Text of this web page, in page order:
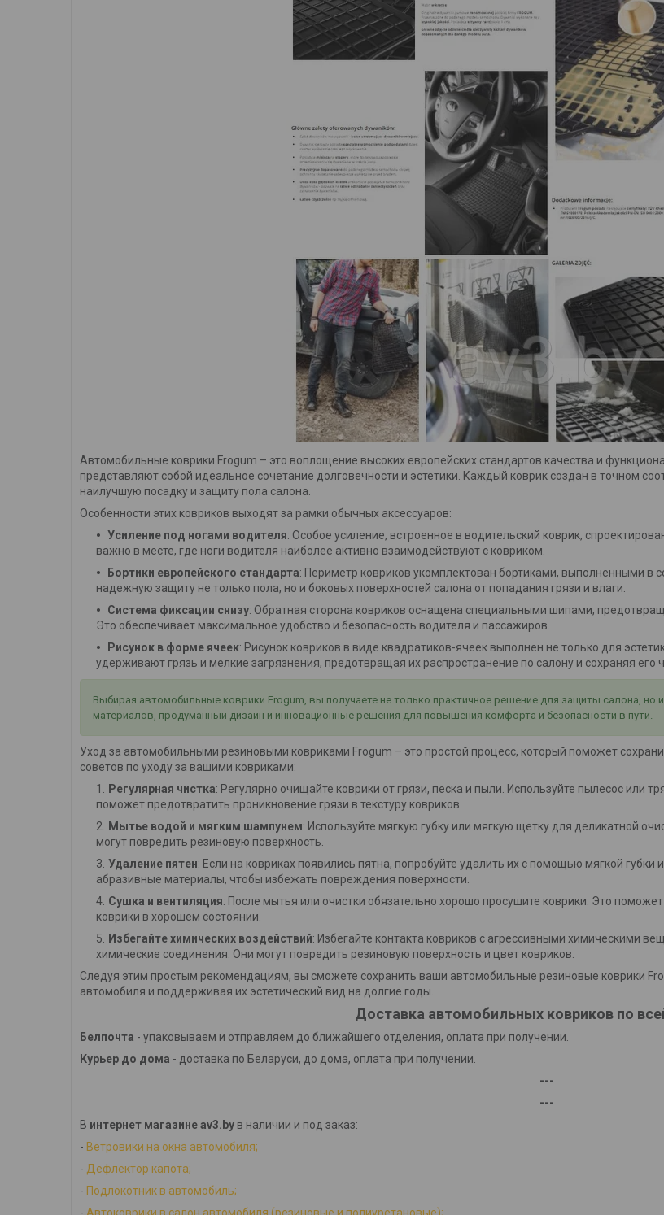
Автомобильные коврики Frogum – это воплощение высоких европейских стандартов качества и
представляют собой идеальное сочетание долговечности и эстетики. Каждый коврик создан в точном
наилучшую посадку и защиту пола салона.
Особенности этих ковриков выходят за рамки обычных аксессуаров:
Усиление под ногами водителя: Особое усиление, встроенное в водительский коврик,
важно в месте, где ноги водителя наиболее активно взаимодействуют с ковриком.
Бортики европейского стандарта: Периметр ковриков укомплектован бортиками, выполненными в
надежную защиту не только пола, но и боковых поверхностей салона от попадания грязи и влаги.
Система фиксации снизу: Обратная сторона ковриков оснащена специальными шипами,
Это обеспечивает максимальное удобство и безопасность водителя и пассажиров.
Рисунок в форме ячеек: Рисунок ковриков в виде квадратиков-ячеек выполнен не только для
удерживают грязь и мелкие загрязнения, предотвращая их распространение по салону и сохраняя его
Выбирая автомобильные коврики Frogum, вы получаете не только практичное решение для защиты салона, но
материалов, продуманный дизайн и инновационные решения для повышения комфорта и безопасности в пути.
Уход за автомобильными резиновыми ковриками Frogum – это простой процесс, который поможет
советов по уходу за вашими ковриками:
Регулярная чистка: Регулярно очищайте коврики от грязи, песка и пыли. Используйте пылесос или
поможет предотвратить проникновение грязи в текстуру ковриков.
Мытье водой и мягким шампунем: Используйте мягкую губку или мягкую щетку для деликатной
могут повредить резиновую поверхность.
Удаление пятен: Если на ковриках появились пятна, попробуйте удалить их с помощью мягкой
абразивные материалы, чтобы избежать повреждения поверхности.
Сушка и вентиляция: После мытья или очистки обязательно хорошо просушите коврики. Это
коврики в хорошем состоянии.
Избегайте химических воздействий: Избегайте контакта ковриков с агрессивными химическими
химические соединения. Они могут повредить резиновую поверхность и цвет ковриков.
Следуя этим простым рекомендациям, вы сможете сохранить ваши автомобильные резиновые коврики
автомобиля и поддерживая их эстетический вид на долгие годы.
Доставка автомобильных ковриков по
Белпочта - упаковываем и отправляем до ближайшего отделения, оплата при получении.
Курьер до дома - доставка по Беларуси, до дома, оплата при получении.
---
---
В интернет магазине av3.by в наличии и под заказ:
- Ветровики на окна автомобиля;
- Дефлектор капота;
- Подлокотник в автомобиль;
- Автоковрики в салон автомобиля (резиновые и полиуретановые);